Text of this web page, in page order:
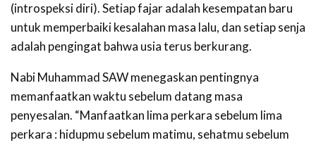
(introspeksi diri). Setiap fajar adalah kesempatan baru
untuk memperbaiki kesalahan masa lalu, dan setiap senja
adalah pengingat bahwa usia terus berkurang.
Nabi Muhammad SAW menegaskan pentingnya
memanfaatkan waktu sebelum datang masa
penyesalan. “Manfaatkan lima perkara sebelum lima
perkara : hidupmu sebelum matimu, sehatmu sebelum